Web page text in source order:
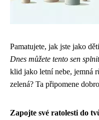
Pamatujete, jak jste jako
Dnes můžete tento sen
klid jako letní nebe, jemná
zelená? Ta připomene
Zapojte své ratolesti do